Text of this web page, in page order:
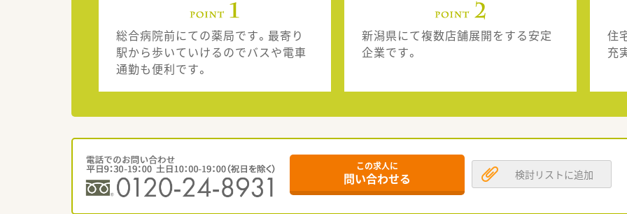
総合病院前にての薬局です。最寄り
駅から歩いていけるのでバスや電車
通勤も便利です。
新潟県にて複数店舗展開をする安定
企業です。
住
充
この求人に
問い合わせる 検討リストに追加